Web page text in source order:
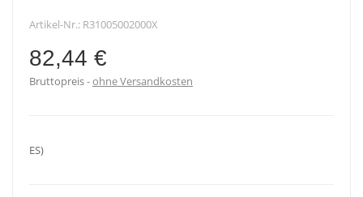
Artikel-Nr.: R31005002000X
82,44 €
Bruttopreis ohne Versandkosten
ES)